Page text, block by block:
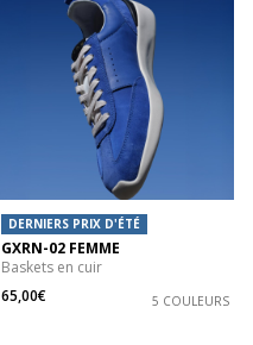
DERNIERS PRIX D'ÉTÉ
GXRN-02 FEMME
Baskets en cuir
65,00€
5 COULEURS